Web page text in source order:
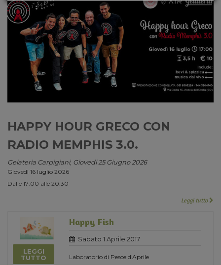
HAPPY HOUR GRECO CON
RADIO MEMPHIS 3.0.
Gelateria Carpigiani, Giovedi 25 Giugno 2026
Giovedì 16 luglio 2026
Dalle 17:00 alle 20:30
Leggi tutto
LEGGI
TUTTO
Happy Fish
Sabato 1 Aprile 2017
Laboratorio di Pesce d'Aprile